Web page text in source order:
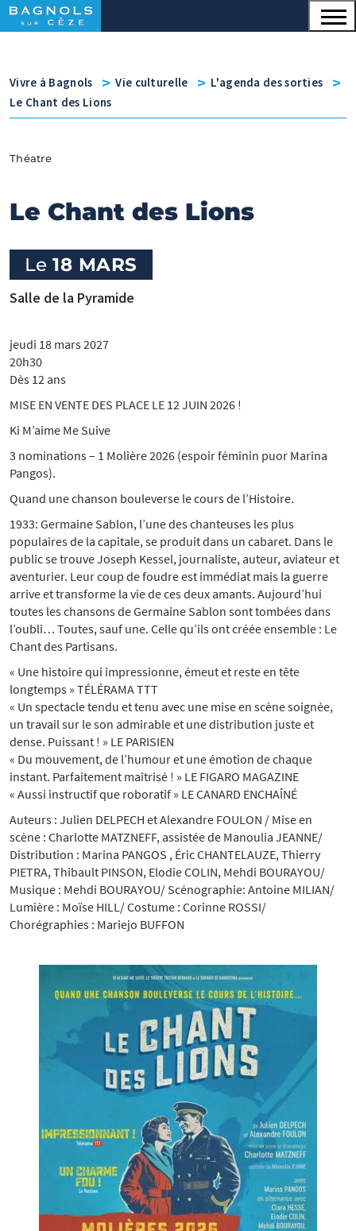
Panneau de gestion des cookies
Menu principal
Contenu
Vivre à Bagnols v Vie culturelle v L'agenda des sorties v
Le Chant des Lions
Le Chant des Lions
Théatre
Le18 MARS
Salle de la Pyramide
jeudi 18 mars 2027
20h30
Dès 12 ans
MISE EN VENTE DES PLACE LE 12 JUIN 2026 !
Ki M’aime Me Suive
3 nominations – 1 Molière 2026 (espoir féminin puor Marina
Pangos).
Quand une chanson bouleverse le cours de l’Histoire.
1933: Germaine Sablon, l’une des chanteuses les plus
populaires de la capitale, se produit dans un cabaret. Dans le
public se trouve Joseph Kessel, journaliste, auteur, aviateur et
aventurier. Leur coup de foudre est immédiat mais la guerre
arrive et transforme la vie de ces deux amants. Aujourd’hui
toutes les chansons de Germaine Sablon sont tombées dans
l’oubli… Toutes, sauf une. Celle qu’ils ont créée ensemble : Le
Chant des Partisans.
« Une histoire qui impressionne, émeut et reste en tête
longtemps » TÉLÉRAMA TTT
« Un spectacle tendu et tenu avec une mise en scène soignée,
un travail sur le son admirable et une distribution juste et
dense. Puissant ! » LE PARISIEN
« Du mouvement, de l’humour et une émotion de chaque
instant. Parfaitement maîtrisé ! » LE FIGARO MAGAZINE
« Aussi instructif que roboratif » LE CANARD ENCHAÎNÉ
Auteurs : Julien DELPECH et Alexandre FOULON / Mise en
scène : Charlotte MATZNEFF, assistée de Manoulia JEANNE/
Distribution : Marina PANGOS , Éric CHANTELAUZE, Thierry
PIETRA, Thibault PINSON, Elodie COLIN, Mehdi BOURAYOU/
Musique : Mehdi BOURAYOU/ Scénographie: Antoine MILIAN/
Lumière : Moïse HILL/ Costume : Corinne ROSSI/
Chorégraphies : Mariejo BUFFON